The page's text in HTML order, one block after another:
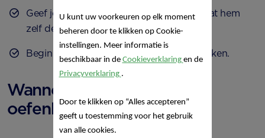
Geef je kindje een paar theelepeltjes en laat hem
zelf de hoeveelheid bepalen.
Begin met pure groenten met zachte smaken.
Wanneer begin je met
oefenhapjes?
U kunt uw voorkeuren op elk moment
beheren door te klikken op Cookie-
instellingen. Meer informatie is
beschikbaar in de Cookieverklaring en de
Privacyverklaring .
Door te klikken op “Alles accepteren”
geeft u toestemming voor het gebruik
van alle cookies.